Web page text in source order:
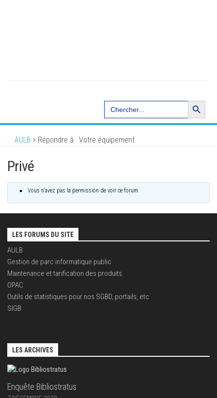
Search
for:
Search Button
AULB > Répondre à : Votre équipement
Privé
Vous n'avez pas la permission de voir ce forum.
LES FORUMS DU SITE
AULB
Gestion de parc informatique public
Maintenance et tarification des produits
OPAC
Outils de statistiques pour nos SGBD, portails, etc
SIGB
LES ARCHIVES
Enquête Bibliostratus